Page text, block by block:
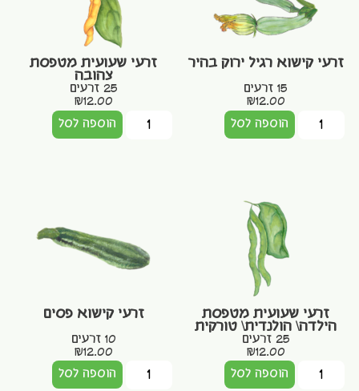
זרעי קישוא רגיל ירוק בהיר
15 זרעים
₪12.00
הוספה לסל
זרעי שעועית מטפסת
צהובה
25 זרעים
₪12.00
הוספה לסל
זרעי שעועית מטפסת
הילדה\ הולנדית\ טורקית
25 זרעים
₪12.00
הוספה לסל
זרעי קישוא פסים
10 זרעים
₪12.00
הוספה לסל